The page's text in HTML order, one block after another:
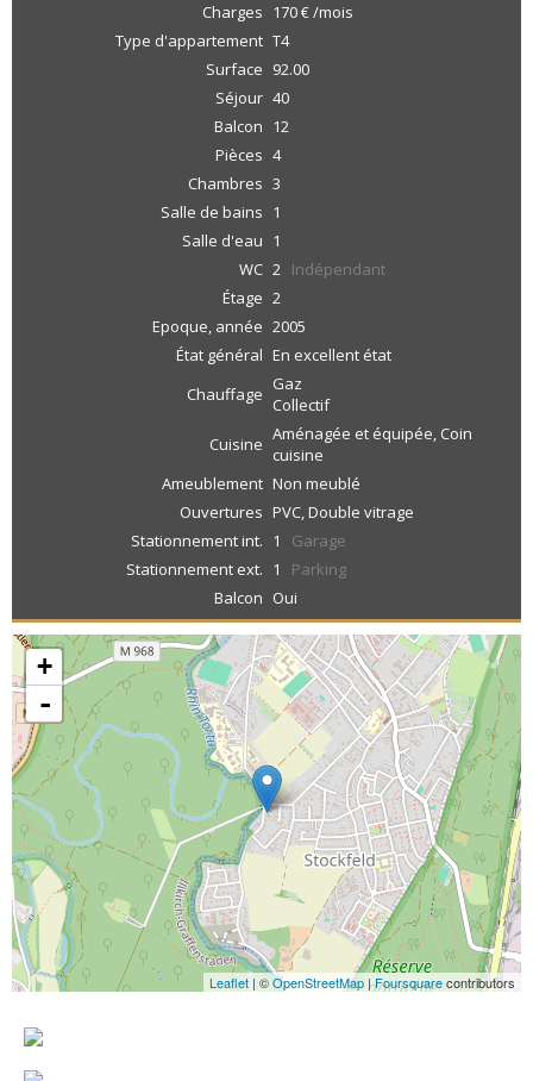
Charges 170 € /mois
Type d'appartement T4
Surface 92.00
Séjour 40
Balcon 12
Pièces 4
Chambres 3
Salle de bains 1
Salle d'eau 1
WC 2 Indépendant
Étage 2
Epoque, année 2005
État général En excellent état
Chauffage Gaz
Collectif
Cuisine Aménagée et équipée, Coin
cuisine
Ameublement Non meublé
Ouvertures PVC, Double vitrage
Stationnement int. 1 Garage
Stationnement ext. 1 Parking
Balcon Oui
+
-
Leaflet | ©OpenStreetMap |Foursquarecontributors